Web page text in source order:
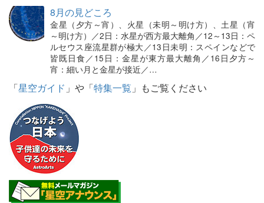
8月の見どころ
金星（夕方～宵）、火星（未明～明け方）、土星（宵
～明け方）／2日：水星が西方最大離角／12～13日：ペ
ルセウス座流星群が極大／13日未明：スペインなどで
皆既日食／15日：金星が東方最大離角／16日夕方～
宵：細い月と金星が接近／…
「星空ガイド 」や「特集一覧 」もご覧ください